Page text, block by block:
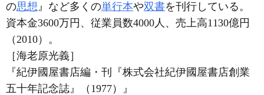
の思想』など多くの単行本や双書を刊行している。
資本金3600万円、従業員数4000人、売上高1130億円
（2010）。
［海老原光義］
『紀伊國屋書店編・刊『株式会社紀伊國屋書店創業
五十年記念誌』（1977）』